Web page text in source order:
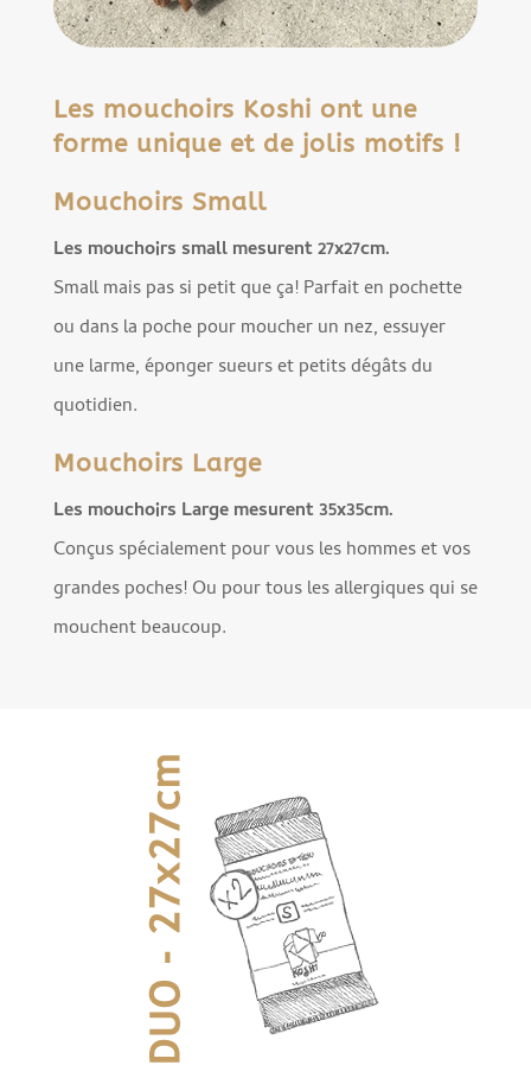
Les mouchoirs Koshi ont une
forme unique et de jolis motifs !
Mouchoirs Small
Les mouchoirs small mesurent 27x27cm.
Small mais pas si petit que ça! Parfait en pochette
ou dans la poche pour moucher un nez, essuyer
une larme, éponger sueurs et petits dégâts du
quotidien.
Mouchoirs Large
Les mouchoirs Large mesurent 35x35cm.
Conçus spécialement pour vous les hommes et vos
grandes poches! Ou pour tous les allergiques qui se
mouchent beaucoup.